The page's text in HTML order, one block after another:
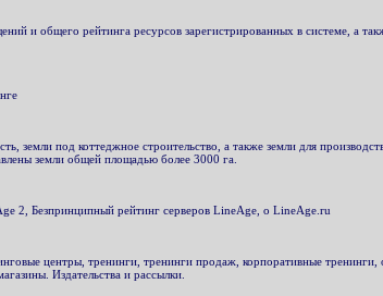
и общего рейтинга ресурсов зарегистрированных в системе, а
земли под коттеджное строительство, а также земли для
земли общей площадью более 3000 га.
2, Безпринципный рейтинг серверов LineAge, o LineAge.ru
центры, тренинги, тренинги продаж, корпоративные
Издательства и рассылки.